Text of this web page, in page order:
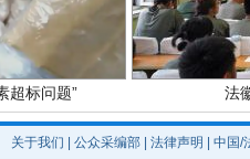
超标问题” 法
关于我们 公众采编部 法律声明 | 中国